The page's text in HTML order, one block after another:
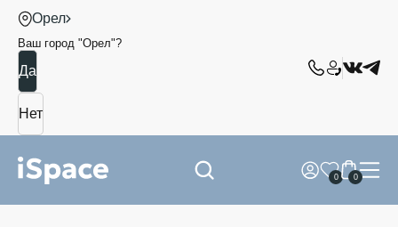
Орел
Ваш город "Орел"?
0 0